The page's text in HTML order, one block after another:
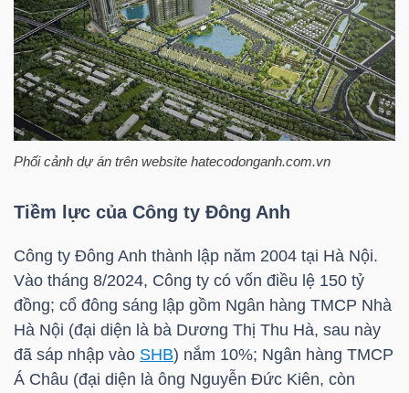
Phối cảnh dự án trên website hatecodonganh.com.vn
Tiềm lực của Công ty Đông Anh
Công ty Đông Anh thành lập năm 2004 tại Hà Nội.
Vào tháng 8/2024, Công ty có vốn điều lệ 150 tỷ
đồng; cổ đông sáng lập gồm Ngân hàng TMCP Nhà
Hà Nội (đại diện là bà Dương Thị Thu Hà, sau này
đã sáp nhập vào SHB) nắm 10%; Ngân hàng TMCP
Á Châu (đại diện là ông Nguyễn Đức Kiên, còn
CỔ
PHIẾU
PHÁI
TRÁI
CÔNG